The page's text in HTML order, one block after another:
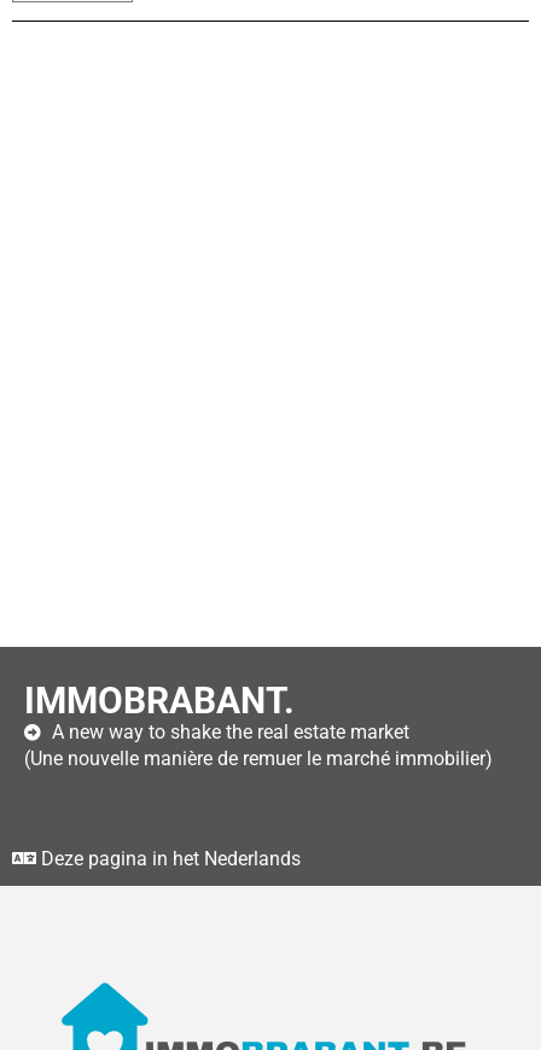
IMMOBRABANT.
A new way to shake the real estate market
(Une nouvelle manière de remuer le marché immobilier)
Deze pagina in het Nederlands